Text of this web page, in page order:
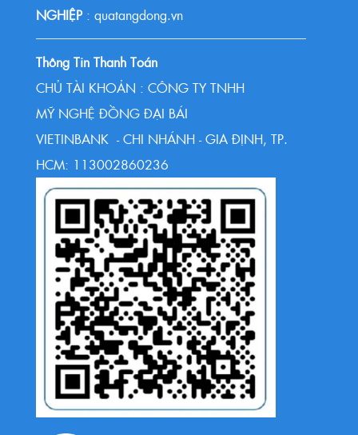
NGHIỆP : quatangdong.vn
Thông Tin Thanh Toán
CHỦ TÀI KHOẢN : CÔNG TY TNHH
MỸ NGHỆ ĐỒNG ĐẠI BÁI
VIETINBANK - CHI NHÁNH - GIA ĐỊNH, TP.
HCM: 113002860236